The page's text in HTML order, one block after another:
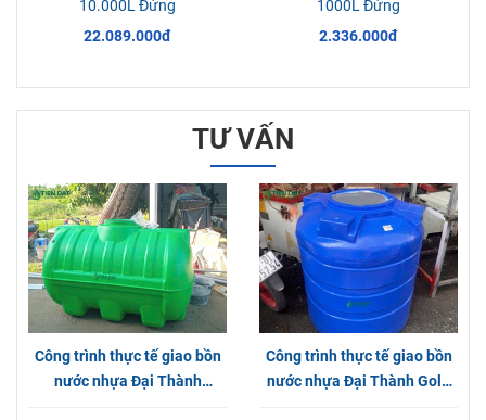
10.000L Đứng
22.089.000đ
1000L Đứng
2.336.000đ
TƯ VẤN
Công trình thực tế giao bồn
nước nhựa Đại Thành
Công trình thực tế giao bồn
nước nhựa Đại Thành Gold